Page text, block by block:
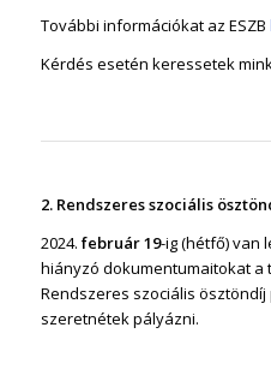
További információkat az ESZB
Kérdés esetén keressetek
2. Rendszeres szociális
2024. február 19-ig (hétfő) van
hiányzó dokumentumaitokat
Rendszeres szociális
szeretnétek pályázni.